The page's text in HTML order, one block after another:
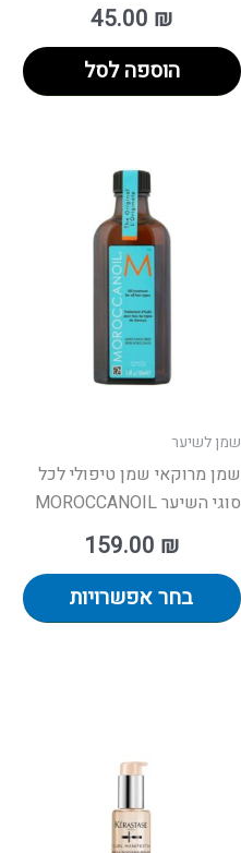
45.00 ₪
הוספה לסל
שמן לשיער
שמן מרוקאי שמן טיפולי לכל
סוגי השיער MOROCCANOIL
159.00 ₪
בחר אפשרויות